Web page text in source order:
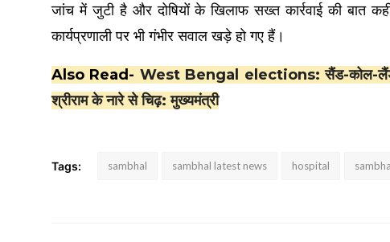
जांच में जुटी है और दोषियों के खिलाफ सख्त कार्रवाई की बात
कार्यप्रणाली पर भी गंभीर सवाल खड़े हो गए हैं।
Also Read- West Bengal elections: सैंड-कोल-लैंड-
श्रीराम के नारे से चिढ़: मुख्यमंत्री
Tags: sambhal sambhal latest news hospital